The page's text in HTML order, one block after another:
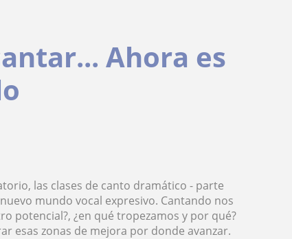
Ahora es
las clases de canto dramático - parte
mundo vocal expresivo. Cantando nos
potencial?, ¿en qué tropezamos y por qué?
esas zonas de mejora por donde avanzar.